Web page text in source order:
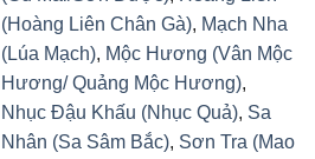
(Hoàng Liên Chân Gà), Mạch Nha
(Lúa Mạch), Mộc Hương (Vân Mộc
Hương/ Quảng Mộc Hương),
Nhục Đậu Khấu (Nhục Quả), Sa
Nhân (Sa Sâm Bắc), Sơn Tra (Mao